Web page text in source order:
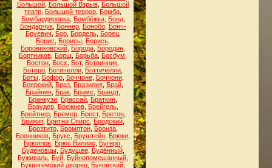
Большой, Большой Взрыв, Большой
театр Большой террор Бомба
Бомбардировка, Бомбёжка, Бонд,
Бондарчук, Боннер, Бонобо, Бонч-
Бруевич
Бор, Бордель, Борец,
Борис
Борисы Борись
Боровиковский Борода Бородин
Бортников Борщ Борьба Босбум
Бостон Босх Бот, Ботвинник
Ботеро Ботичелли Боттичелли
Боты, Бофор, Боччоне, Боччони,
Боярский Браз Бразилия Брай
Брайнин Брак Брамс Брандт,
Бранкузи Брассай Браткин
Браудер, Брежнев, Брейгель,
Брейтнер, Бремер, Брест, Бретон,
Брижит, Бритни Спирс Бродский
Брозтито, Бромптон, Бронза,
Бронников Брукс Бруштейн Брюки
Брюллов Брюс Виллис Бугеро
Буденовцы, Будущее, Будённый,
Буживаль Буй Буйнопомешанный
Букингемский дворец Буковский